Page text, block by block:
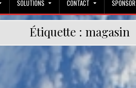
SOLUTIONS CONTACT SPONSOR
Étiquette : magasin